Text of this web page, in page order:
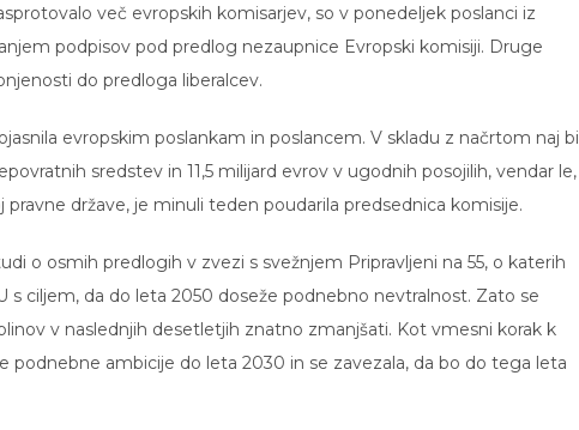
več evropskih komisarjev, so v ponedeljek poslanci iz
podpisov pod predlog nezaupnice Evropski komisiji. Druge
do predloga liberalcev.
evropskim poslankam in poslancem. V skladu z načrtom naj bi
sredstev in 11,5 milijard evrov v ugodnih posojilih, vendar le,
države, je minuli teden poudarila predsednica komisije.
o osmih predlogih v zvezi s svežnjem Pripravljeni na 55, o katerih
s ciljem, da do leta 2050 doseže podnebno nevtralnost. Zato se
v naslednjih desetletjih znatno zmanjšati. Kot vmesni korak k
podnebne ambicije do leta 2030 in se zavezala, da bo do tega leta